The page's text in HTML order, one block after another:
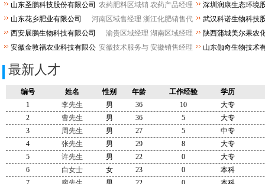
农药肥料区域销 农药产品经理
山东圣鹏科技股份有限公司
河南区域售经理 浙江化肥销售代
山东花乡肥业有限公司
渝贵区域经理 湖南区域经理
西安展鹏生物科技有限公司
安徽技术服务与 安徽销售经理
安徽金敦福农业科技有限公
深圳润康生态环境
武汉科诺生物科技
陕西蒲城美尔果农
山东伽奇生物技术
最新人才
编号 姓名 性别 年龄 工作经验
学历
1
李先生 男 36 10
大专
2
曹先生 男 36 5
大专
3
周先生 男 27 5
中专
4
张先生 男 29 8
大专
5
许先生 男 22 0
大专
6
白女士 女 23 0
本科